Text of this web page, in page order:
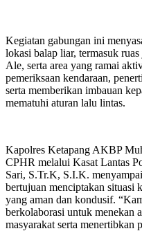
Kegiatan gabungan ini
lokasi balap liar, termasuk
Ale, serta area yang ramai
pemeriksaan kendaraan,
serta memberikan imbauan
mematuhi aturan lalu lintas.
Kapolres Ketapang AKBP
CPHR melalui Kasat Lantas
Sari, S.Tr.K, S.I.K.
bertujuan menciptakan situasi
yang aman dan kondusif.
berkolaborasi untuk menekan
masyarakat serta menertibkan